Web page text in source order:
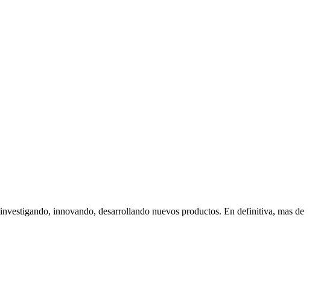
innovando, desarrollando nuevos productos. En definitiva, mas de